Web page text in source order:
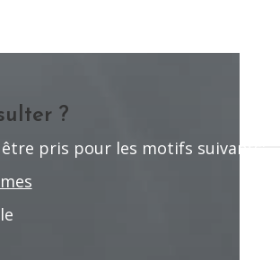
?
pris pour les motifs suivants: